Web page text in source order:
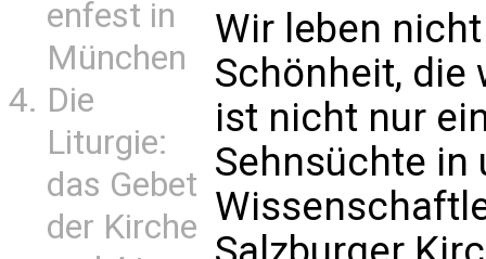
enfest in
München
Die
Liturgie:
das Gebet
der Kirche
Wir leben
Schönheit, die
ist nicht nur
Sehnsüchte in